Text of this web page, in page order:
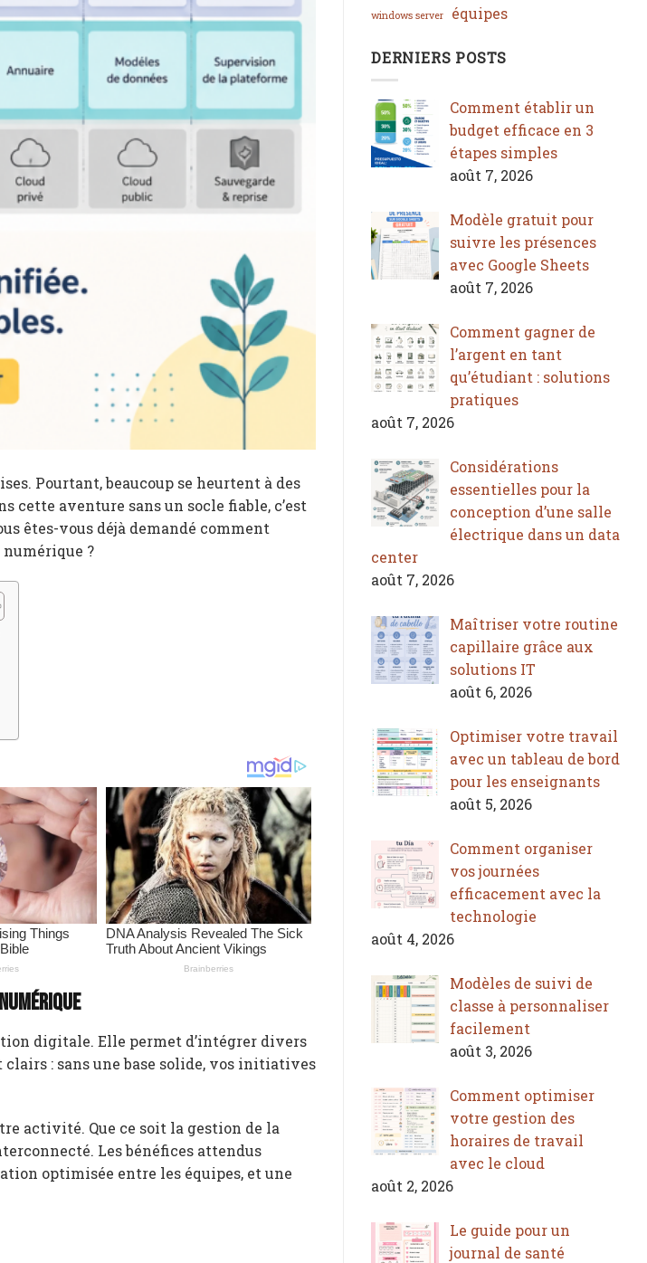
Pourtant, beaucoup se heurtent à des
cette aventure sans un socle fiable, c’est
êtes-vous déjà demandé comment
?
digitale. Elle permet d’intégrer divers
: sans une base solide, vos initiatives
activité. Que ce soit la gestion de la
Les bénéfices attendus
optimisée entre les équipes, et une
windows server équipes
DERNIERS POSTS
Comment établir un
budget efficace en 3
étapes simples
août 7, 2026
Modèle gratuit pour
suivre les présences
avec Google Sheets
août 7, 2026
Comment gagner de
l’argent en tant
qu’étudiant : solutions
pratiques
août 7, 2026
Considérations
essentielles pour la
conception d’une salle
électrique dans un data
center
août 7, 2026
Maîtriser votre routine
capillaire grâce aux
solutions IT
août 6, 2026
Optimiser votre travail
avec un tableau de bord
pour les enseignants
août 5, 2026
Comment organiser
vos journées
efficacement avec la
technologie
août 4, 2026
Modèles de suivi de
classe à personnaliser
facilement
août 3, 2026
Comment optimiser
votre gestion des
horaires de travail
avec le cloud
août 2, 2026
Le guide pour un
journal de santé